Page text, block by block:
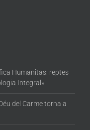
Humanitas: reptes
Integral»
del Carme torna a